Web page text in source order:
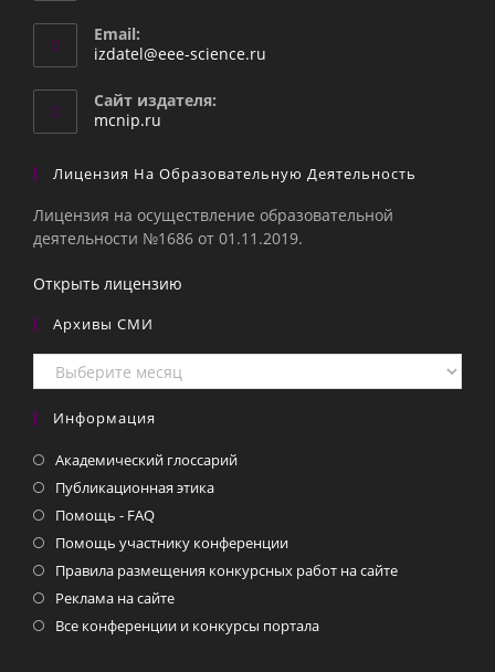
Email:
izdatel@eee-science.ru
Сайт издателя:
mcnip.ru
Лицензия На Образовательную Деятельность
Лицензия на осуществление образовательной
деятельности №1686 от 01.11.2019.
Открыть лицензию
Архивы СМИ
Архивы
СМИ
Информация
Академический глоссарий
Публикационная этика
Помощь - FAQ
Помощь участнику конференции
Правила размещения конкурсных работ на сайте
Реклама на сайте
Все конференции и конкурсы портала